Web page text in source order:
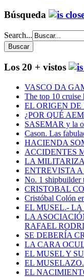
Búsqueda
Search...
Los 20 + vistos
VASCO DA
The top 10 cruise
EL ORIGEN
¿POR QUÉ
SASEMAR y la
Cason. Las
HACIENDA
ACCIDENTES
LA
ENTREVISTA
No. 1 shipbuilder
CRISTOBAL
Cristóbal Colón
EL MUSEL.-
LA
RAFAEL
SE DEBERÍA
LA CARA
EL MUSEL Y
EL
EL